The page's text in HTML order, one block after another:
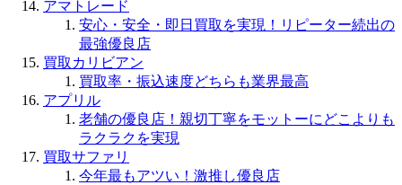
アマトレード
安心・安全・即日買取を実現！リピーター続出の
最強優良店
買取カリビアン
買取率・振込速度どちらも業界最高
アプリル
老舗の優良店！親切丁寧をモットーにどこよりも
ラクラクを実現
買取サファリ
今年最もアツい！激推し優良店